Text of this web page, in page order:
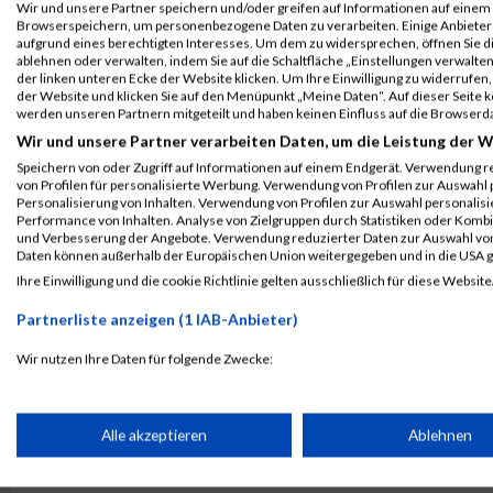
43.
1849 Gerda Anzböck AUT
44.
817 Albrecht Matl AUT
45.
1100 Stefan Egg AUT Tyrolean
46.
988 Sybil Moser FRA
47.
1116 Fabian Zeindl AUT
48.
1053 Steve Adler AUT
49.
1306 Lukas Martin Kreuzer AUT
Benching
50. 800 Paul Scheiblhofer AUT
« 1 2 »
Legende:
GPos = Geschlechter Position, KPos = Kategorie Position,
Ergebnisse auf Facebook teilen
Wir und unsere Partner speichern und/oder greifen auf Informationen auf einem
Browserspeichern, um personenbezogene Daten zu verarbeiten. Einige
aufgrund eines berechtigten Interesses. Um dem zu widersprechen, öffnen Sie
ablehnen oder verwalten, indem Sie auf die Schaltfläche „Einstellungen
der linken unteren Ecke der Website klicken. Um Ihre Einwilligung zu
der Website und klicken Sie auf den Menüpunkt „Meine Daten“. Auf dieser
werden unseren Partnern mitgeteilt und haben keinen Einfluss auf die
Wir und unsere Partner verarbeiten Daten, um die Leistung der
Speichern von oder Zugriff auf Informationen auf einem Endgerät. Verwendung
von Profilen für personalisierte Werbung. Verwendung von Profilen zur
Personalisierung von Inhalten. Verwendung von Profilen zur Auswahl
Performance von Inhalten. Analyse von Zielgruppen durch Statistiken oder
und Verbesserung der Angebote. Verwendung reduzierter Daten zur Auswahl
Daten können außerhalb der Europäischen Union weitergegeben und in die USA
Ihre Einwilligung und die cookie Richtlinie gelten ausschließlich für diese
Partnerliste anzeigen (1 IAB-Anbieter)
Wir nutzen Ihre Daten für folgende Zwecke:
Speichern von oder Zugriff auf Informationen auf einem
Alle akzeptieren Ablehnen